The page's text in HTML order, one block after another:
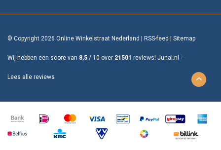
© Copyright 2026 Online Winkelstraat Nederland RSS-feed Sitemap
Wij hebben een score van 8,5 / 10 over 21501 reviews! Junai.nl -
Lees alle reviews